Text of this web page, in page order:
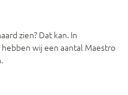
zien? Dat kan. In
wij een aantal Maestro